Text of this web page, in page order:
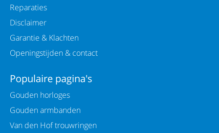
Reparaties
Disclaimer
Garantie & Klachten
Openingstijden & contact
Populaire pagina's
Gouden horloges
Gouden armbanden
Van den Hof trouwringen